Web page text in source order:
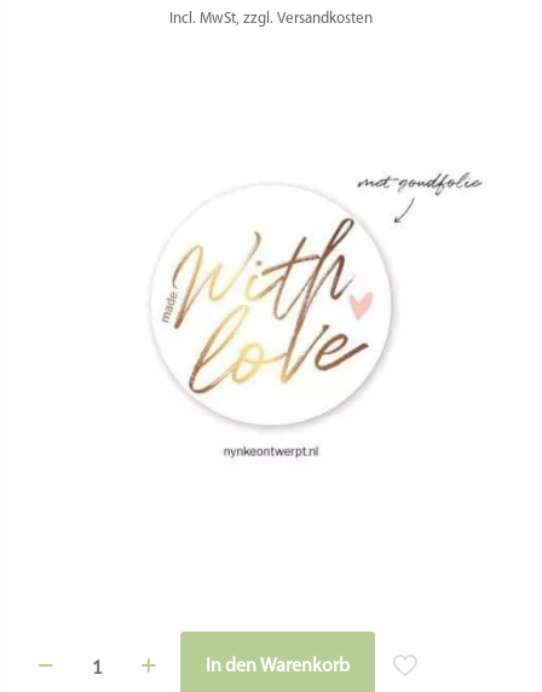
Incl. MwSt, zzgl. Versandkosten
"Mit
In den Warenkorb